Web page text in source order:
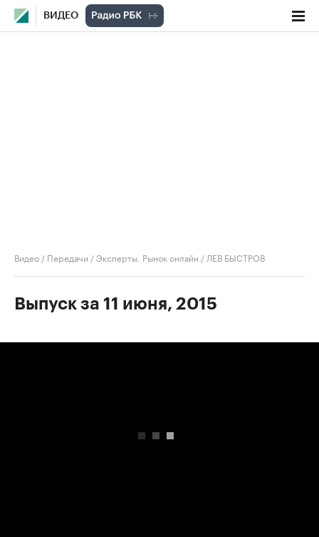
ВИДЕО
Видео / Передачи /Эксперты. Рынок онлайн / ЛЕВ БЫСТРОВ
Выпуск за 11 июня, 2015